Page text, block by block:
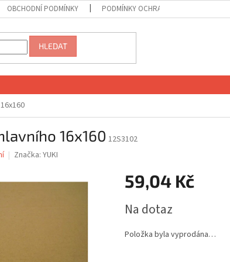
OBCHODNÍ PODMÍNKY PODMÍNKY OCHRANY OSOBNÍCH ÚDAJŮ
HLEDAT
16x160 12S3102
Značka: YUKI
59,04 Kč
cena:
Na dotaz
Položka byla vyprodána…